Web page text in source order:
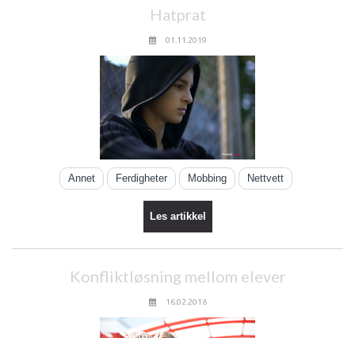
Hatprat
01.11.2019
Annet Ferdigheter Mobbing Nettvett
Les artikkel
Konfliktløsning mellom elever
16.02.2018